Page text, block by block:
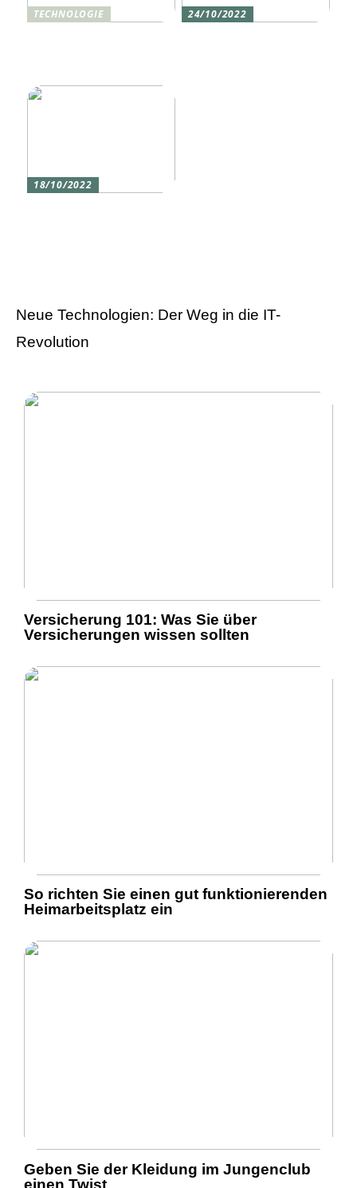
TECHNOLOGIE 24/10/2022
18/10/2022
Neue Technologien: Der Weg in die IT-
Revolution
Versicherung 101: Was Sie über
Versicherungen wissen sollten
So richten Sie einen gut funktionierenden
Heimarbeitsplatz ein
Geben Sie der Kleidung im Jungenclub
einen Twist